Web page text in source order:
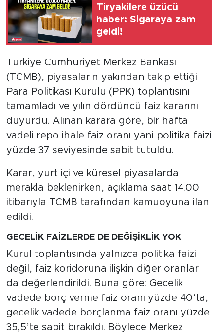
Tiryakilere üzücü
haber: Sigaraya zam
geldi!
Türkiye Cumhuriyet Merkez Bankası
(TCMB), piyasaların yakından takip ettiği
Para Politikası Kurulu (PPK) toplantısını
tamamladı ve yılın dördüncü faiz kararını
duyurdu. Alınan karara göre, bir hafta
vadeli repo ihale faiz oranı yani politika faizi
yüzde 37 seviyesinde sabit tutuldu.
Karar, yurt içi ve küresel piyasalarda
merakla beklenirken, açıklama saat 14.00
itibarıyla TCMB tarafından kamuoyuna ilan
edildi.
GECELİK FAİZLERDE DE DEĞİŞİKLİK YOK
Kurul toplantısında yalnızca politika faizi
değil, faiz koridoruna ilişkin diğer oranlar
da değerlendirildi. Buna göre: Gecelik
vadede borç verme faiz oranı yüzde 40’ta,
gecelik vadede borçlanma faiz oranı yüzde
35,5’te sabit bırakıldı. Böylece Merkez